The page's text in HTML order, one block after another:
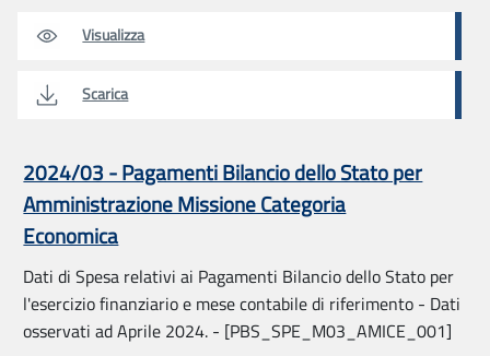
Visualizza
Scarica
2024/03 - Pagamenti Bilancio dello Stato per
Amministrazione Missione Categoria
Economica
Dati di Spesa relativi ai Pagamenti Bilancio dello Stato per
l'esercizio finanziario e mese contabile di riferimento - Dati
osservati ad Aprile 2024. - [PBS_SPE_M03_AMICE_001]